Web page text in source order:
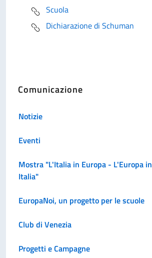
Scuola
Dichiarazione di Schuman
Comunicazione
Notizie
Eventi
Mostra "L'Italia in Europa - L'Europa in
Italia"
EuropaNoi, un progetto per le scuole
Club di Venezia
Progetti e Campagne